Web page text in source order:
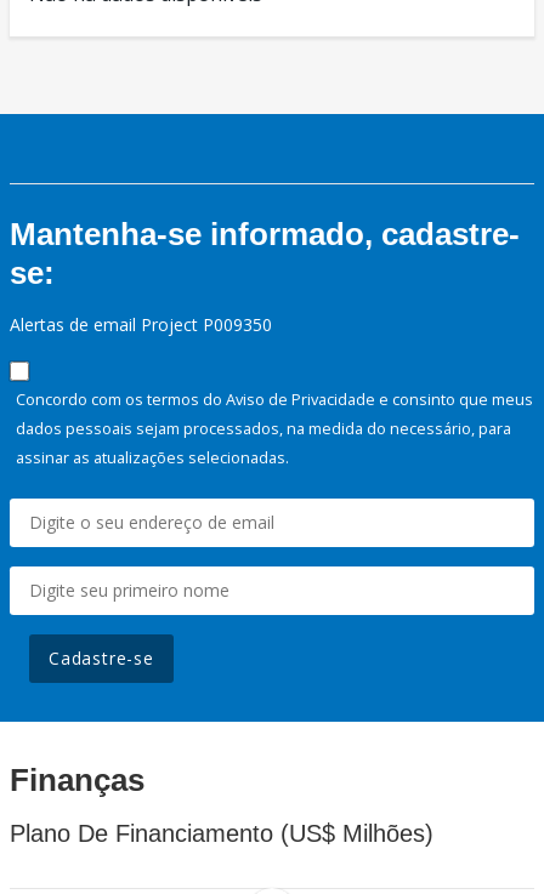
Mantenha-se informado, cadastre-
se:
Alertas de email Project P009350
Concordo com os termos do Aviso de Privacidade e consinto que meus
dados pessoais sejam processados, na medida do necessário, para
assinar as atualizações selecionadas.
Cadastre-se
Finanças
Plano De Financiamento (US$ Milhões)